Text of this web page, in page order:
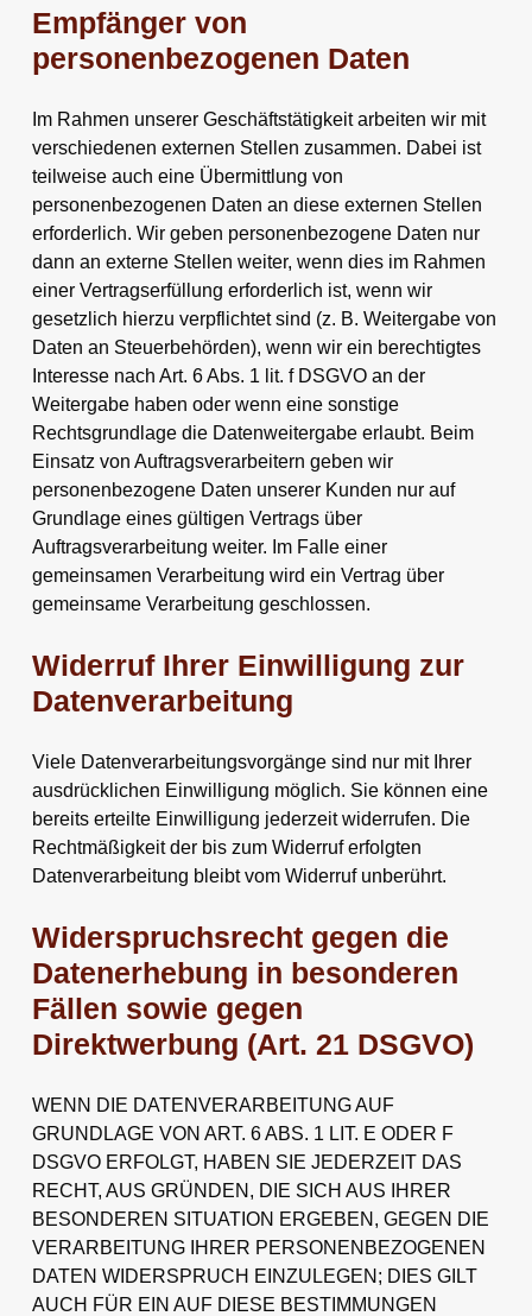
Empfänger von
personenbezogenen Daten
Im Rahmen unserer Geschäftstätigkeit arbeiten wir mit
verschiedenen externen Stellen zusammen. Dabei ist
teilweise auch eine Übermittlung von
personenbezogenen Daten an diese externen Stellen
erforderlich. Wir geben personenbezogene Daten nur
dann an externe Stellen weiter, wenn dies im Rahmen
einer Vertragserfüllung erforderlich ist, wenn wir
gesetzlich hierzu verpflichtet sind (z. B. Weitergabe von
Daten an Steuerbehörden), wenn wir ein berechtigtes
Interesse nach Art. 6 Abs. 1 lit. f DSGVO an der
Weitergabe haben oder wenn eine sonstige
Rechtsgrundlage die Datenweitergabe erlaubt. Beim
Einsatz von Auftragsverarbeitern geben wir
personenbezogene Daten unserer Kunden nur auf
Grundlage eines gültigen Vertrags über
Auftragsverarbeitung weiter. Im Falle einer
gemeinsamen Verarbeitung wird ein Vertrag über
gemeinsame Verarbeitung geschlossen.
Widerruf Ihrer Einwilligung zur
Datenverarbeitung
Viele Datenverarbeitungsvorgänge sind nur mit Ihrer
ausdrücklichen Einwilligung möglich. Sie können eine
bereits erteilte Einwilligung jederzeit widerrufen. Die
Rechtmäßigkeit der bis zum Widerruf erfolgten
Datenverarbeitung bleibt vom Widerruf unberührt.
Widerspruchsrecht gegen die
Datenerhebung in besonderen
Fällen sowie gegen
Direktwerbung (Art. 21 DSGVO)
WENN DIE DATENVERARBEITUNG AUF
GRUNDLAGE VON ART. 6 ABS. 1 LIT. E ODER F
DSGVO ERFOLGT, HABEN SIE JEDERZEIT DAS
RECHT, AUS GRÜNDEN, DIE SICH AUS IHRER
BESONDEREN SITUATION ERGEBEN, GEGEN DIE
VERARBEITUNG IHRER PERSONENBEZOGENEN
DATEN WIDERSPRUCH EINZULEGEN; DIES GILT
AUCH FÜR EIN AUF DIESE BESTIMMUNGEN